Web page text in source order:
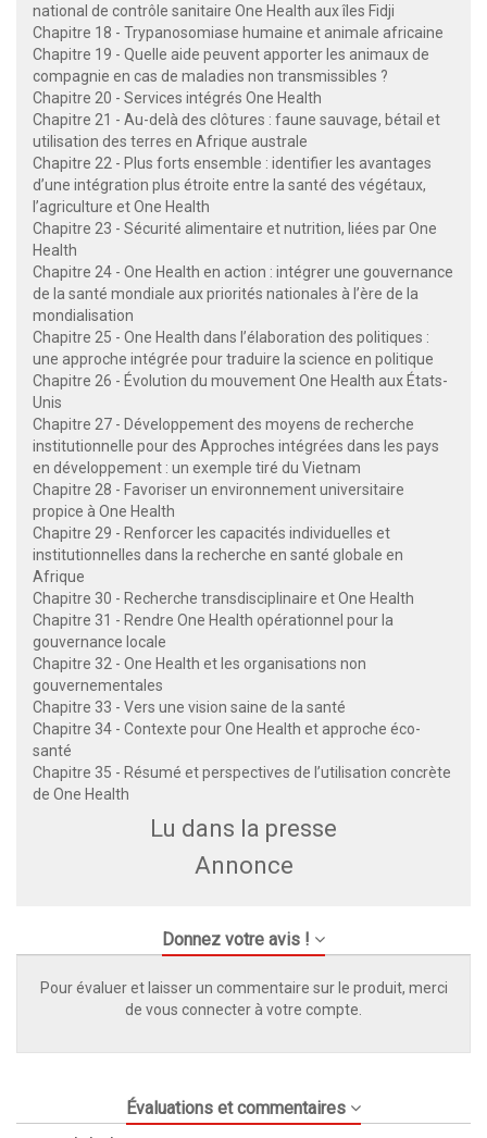
national de contrôle sanitaire One Health aux îles Fidji
Chapitre 18 - Trypanosomiase humaine et animale africaine
Chapitre 19 - Quelle aide peuvent apporter les animaux de
compagnie en cas de maladies non transmissibles ?
Chapitre 20 - Services intégrés One Health
Chapitre 21 - Au-delà des clôtures : faune sauvage, bétail et
utilisation des terres en Afrique australe
Chapitre 22 - Plus forts ensemble : identifier les avantages
d’une intégration plus étroite entre la santé des végétaux,
l’agriculture et One Health
Chapitre 23 - Sécurité alimentaire et nutrition, liées par One
Health
Chapitre 24 - One Health en action : intégrer une gouvernance
de la santé mondiale aux priorités nationales à l’ère de la
mondialisation
Chapitre 25 - One Health dans l’élaboration des politiques :
une approche intégrée pour traduire la science en politique
Chapitre 26 - Évolution du mouvement One Health aux États-
Unis
Chapitre 27 - Développement des moyens de recherche
institutionnelle pour des Approches intégrées dans les pays
en développement : un exemple tiré du Vietnam
Chapitre 28 - Favoriser un environnement universitaire
propice à One Health
Chapitre 29 - Renforcer les capacités individuelles et
institutionnelles dans la recherche en santé globale en
Afrique
Chapitre 30 - Recherche transdisciplinaire et One Health
Chapitre 31 - Rendre One Health opérationnel pour la
gouvernance locale
Chapitre 32 - One Health et les organisations non
gouvernementales
Chapitre 33 - Vers une vision saine de la santé
Chapitre 34 - Contexte pour One Health et approche éco-
santé
Chapitre 35 - Résumé et perspectives de l’utilisation concrète
de One Health
Lu dans la presse
Annonce
Donnez votre avis !
Pour évaluer et laisser un commentaire sur le produit, merci
de vous connecter à votre compte.
Évaluations et commentaires